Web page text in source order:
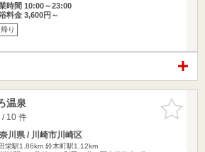
時間 10:00～23:00
料金 3,600円～
り
お気に入
りに追加
温泉
/ 10 件
川県 / 川崎市川崎区
栄駅1.86km 鈴木町駅1.12km